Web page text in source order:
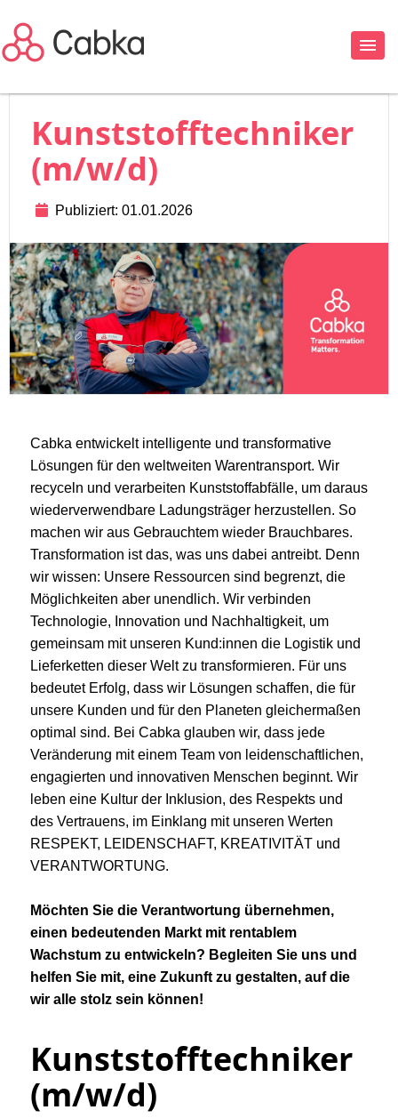
Kunststofftechniker
(m/w/d)
Publiziert: 01.01.2026
Cabka entwickelt intelligente und transformative
Lösungen für den weltweiten Warentransport. Wir
recyceln und verarbeiten Kunststoffabfälle, um daraus
wiederverwendbare Ladungsträger herzustellen. So
machen wir aus Gebrauchtem wieder Brauchbares.
Transformation ist das, was uns dabei antreibt. Denn
wir wissen: Unsere Ressourcen sind begrenzt, die
Möglichkeiten aber unendlich. Wir verbinden
Technologie, Innovation und Nachhaltigkeit, um
gemeinsam mit unseren Kund:innen die Logistik und
Lieferketten dieser Welt zu transformieren. Für uns
bedeutet Erfolg, dass wir Lösungen schaffen, die für
unsere Kunden und für den Planeten gleichermaßen
optimal sind. Bei Cabka glauben wir, dass jede
Veränderung mit einem Team von leidenschaftlichen,
engagierten und innovativen Menschen beginnt. Wir
leben eine Kultur der Inklusion, des Respekts und
des Vertrauens, im Einklang mit unseren Werten
RESPEKT, LEIDENSCHAFT, KREATIVITÄT und
VERANTWORTUNG.
Möchten Sie die Verantwortung übernehmen,
einen bedeutenden Markt mit rentablem
Wachstum zu entwickeln? Begleiten Sie uns und
helfen Sie mit, eine Zukunft zu gestalten, auf die
wir alle stolz sein können!
Kunststofftechniker
(m/w/d)